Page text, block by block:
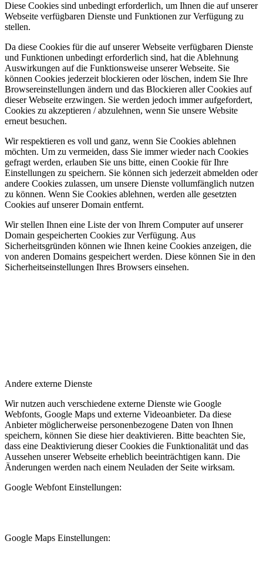
Diese Cookies sind unbedingt erforderlich, um Ihnen die auf unserer
Webseite verfügbaren Dienste und Funktionen zur Verfügung zu
stellen.
Da diese Cookies für die auf unserer Webseite verfügbaren Dienste
und Funktionen unbedingt erforderlich sind, hat die Ablehnung
Auswirkungen auf die Funktionsweise unserer Webseite. Sie
können Cookies jederzeit blockieren oder löschen, indem Sie Ihre
Browsereinstellungen ändern und das Blockieren aller Cookies auf
dieser Webseite erzwingen. Sie werden jedoch immer aufgefordert,
Cookies zu akzeptieren / abzulehnen, wenn Sie unsere Website
erneut besuchen.
Wir respektieren es voll und ganz, wenn Sie Cookies ablehnen
möchten. Um zu vermeiden, dass Sie immer wieder nach Cookies
gefragt werden, erlauben Sie uns bitte, einen Cookie für Ihre
Einstellungen zu speichern. Sie können sich jederzeit abmelden oder
andere Cookies zulassen, um unsere Dienste vollumfänglich nutzen
zu können. Wenn Sie Cookies ablehnen, werden alle gesetzten
Cookies auf unserer Domain entfernt.
Wir stellen Ihnen eine Liste der von Ihrem Computer auf unserer
Domain gespeicherten Cookies zur Verfügung. Aus
Sicherheitsgründen können wie Ihnen keine Cookies anzeigen, die
von anderen Domains gespeichert werden. Diese können Sie in den
Sicherheitseinstellungen Ihres Browsers einsehen.
Andere externe Dienste
Wir nutzen auch verschiedene externe Dienste wie Google
Webfonts, Google Maps und externe Videoanbieter. Da diese
Anbieter möglicherweise personenbezogene Daten von Ihnen
speichern, können Sie diese hier deaktivieren. Bitte beachten Sie,
dass eine Deaktivierung dieser Cookies die Funktionalität und das
Aussehen unserer Webseite erheblich beeinträchtigen kann. Die
Änderungen werden nach einem Neuladen der Seite wirksam.
Google Webfont Einstellungen:
Google Maps Einstellungen: